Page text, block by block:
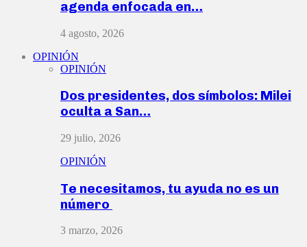
agenda enfocada en…
4 agosto, 2026
OPINIÓN
OPINIÓN
Dos presidentes, dos símbolos: Milei
oculta a San…
29 julio, 2026
OPINIÓN
Te necesitamos, tu ayuda no es un
número
3 marzo, 2026